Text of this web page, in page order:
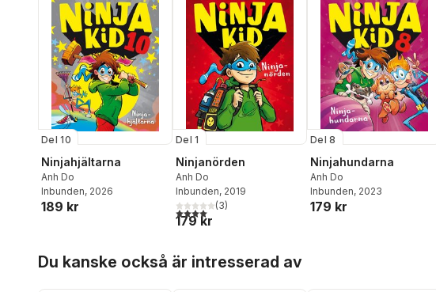
Del 10
Ninjahjältarna
Anh Do
Inbunden, 2026
189 kr
Del 1
Ninjanörden
Anh Do
Inbunden, 2019
4,0utav 5 stjärnor. Totalt antal röster:
(3)
179 kr
Del 8
Ninjahundarna
Anh Do
Inbunden, 2023
179 kr
Du kanske också är intresserad av